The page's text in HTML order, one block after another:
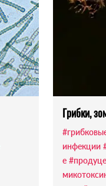
Грибки,
инфекции
е